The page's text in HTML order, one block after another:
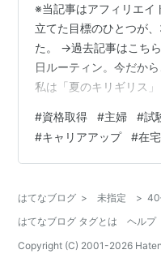
※当記事はアフィリエイ
立てた目標のひとつが
た。 →過去記事はこち
日ルーティン。今だか
私は「夏のキリギリス
てきたものの、これと
ます」というアピール
いったものもありませ
ることを決めました。
ことを考えた Excelの
#資格取得 #主婦 #試
#キャリアアップ #在
はてなブログ > 未指定 > 40
はてなブログ タグとは
ヘルプ
Copyright (C) 2001-2026